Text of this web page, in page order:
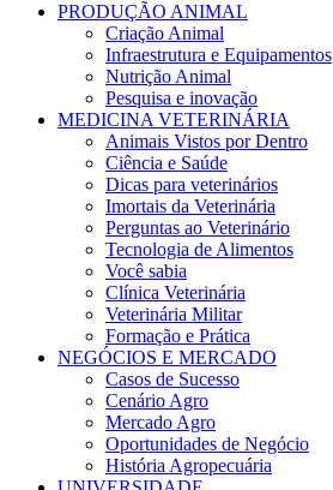
PRODUÇÃO ANIMAL
Criação Animal
Infraestrutura e Equipamentos
Nutrição Animal
Pesquisa e inovação
MEDICINA VETERINÁRIA
Animais Vistos por Dentro
Ciência e Saúde
Dicas para veterinários
Imortais da Veterinária
Perguntas ao Veterinário
Tecnologia de Alimentos
Você sabia
Clínica Veterinária
Veterinária Militar
Formação e Prática
NEGÓCIOS E MERCADO
Casos de Sucesso
Cenário Agro
Mercado Agro
Oportunidades de Negócio
História Agropecuária